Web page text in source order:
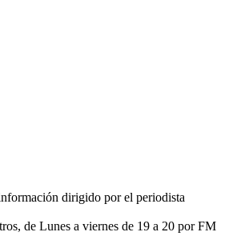
dirigido por el periodista
de Lunes a viernes de 19 a 20 por FM